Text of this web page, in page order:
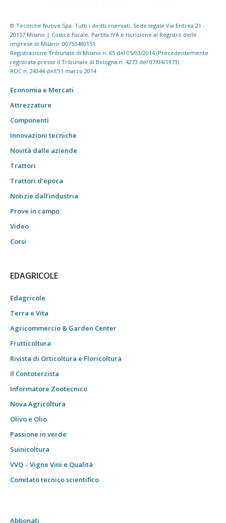
© Tecniche Nuove Spa. Tutti i diritti riservati. Sede legale Via Eritrea 21 -
20157 Milano | Codice fiscale, Partita IVA e Iscrizione al Registro delle
imprese di Milano: 00753480151
Registrazione Tribunale di Milano n. 65 del 05/03/2014 (Precedentemente
registrata presso il Tribunale di Bologna n. 4273 del 07/04/1973)
ROC n. 24344 dell'11 marzo 2014
Economia e Mercati
Attrezzature
Componenti
Innovazioni tecniche
Novità dalle aziende
Trattori
Trattori d’epoca
Notizie dall’industria
Prove in campo
Video
Corsi
EDAGRICOLE
Edagricole
Terra e Vita
Agricommercio & Garden Center
Frutticoltura
Rivista di Orticoltura e Floricoltura
Il Contoterzista
Informatore Zootecnico
Nova Agricoltura
Olivo e Olio
Passione in verde
Suinicoltura
VVQ – Vigne Vini e Qualità
Comitato tecnico scientifico
Abbonati